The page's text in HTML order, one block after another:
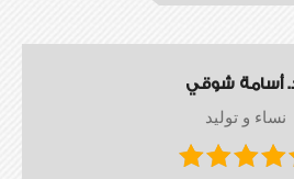
أسامة شوقي
نساء و توليد